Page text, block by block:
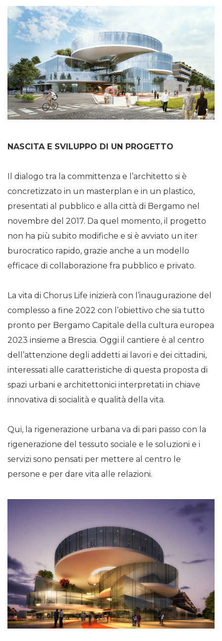
NASCITA E SVILUPPO DI UN PROGETTO
Il dialogo tra la committenza e l’architetto si è
concretizzato in un masterplan e in un plastico,
presentati al pubblico e alla città di Bergamo nel
novembre del 2017. Da quel momento, il progetto
non ha più subito modifiche e si è avviato un iter
burocratico rapido, grazie anche a un modello
efficace di collaborazione fra pubblico e privato.
La vita di Chorus Life inizierà con l’inaugurazione del
complesso a fine 2022 con l’obiettivo che sia tutto
pronto per Bergamo Capitale della cultura europea
2023 insieme a Brescia. Oggi il cantiere è al centro
dell’attenzione degli addetti ai lavori e dei cittadini,
interessati alle caratteristiche di questa proposta di
spazi urbani e architettonici interpretati in chiave
innovativa di socialità e qualità della vita.
Qui, la rigenerazione urbana va di pari passo con la
rigenerazione del tessuto sociale e le soluzioni e i
servizi sono pensati per mettere al centro le
persone e per dare vita alle relazioni.